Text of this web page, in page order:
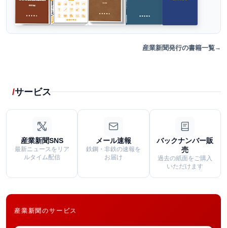
産業新聞発行の書籍一覧
サービス
産業新聞SNS
最新ニュースをリア
ルタイム配信
メール速報
鉄鋼・非鉄の速報を
お届け
バックナンバー販
売
過去の紙面をご購入
いただけます
産業新聞のサービス